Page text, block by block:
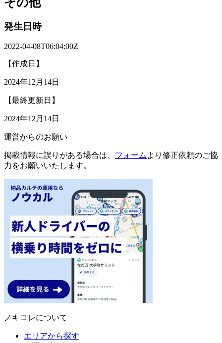
発生日時
2022-04-08T06:04:00Z
【作成日】
2024年12月14日
【最終更新日】
2024年12月14日
運営からのお願い
掲載情報に誤りがある場合は、 フォーム より修正依頼のご協
力をお願いいたします。
ノキコレについて
エリアから探す